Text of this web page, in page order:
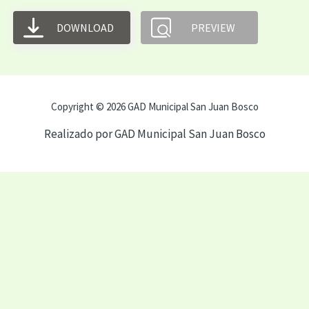
DOWNLOAD PREVIEW
Copyright © 2026 GAD Municipal San Juan Bosco
Realizado por GAD Municipal San Juan Bosco